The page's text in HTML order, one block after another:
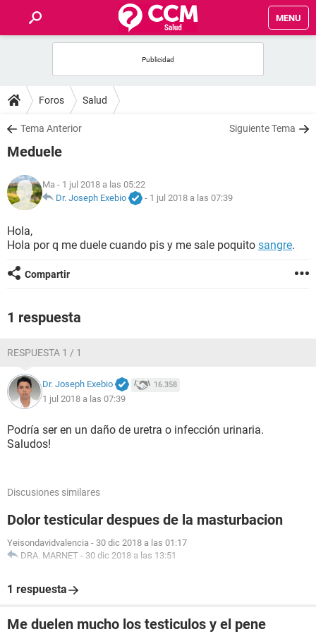
MENU
FOROS
SALUD
NUTRICIÓN
BIENESTAR
SEXUALIDAD
Foros Salud
Tema Anterior Siguiente Tema
Meduele
Ma - 1 jul 2018 a las 05:22
Dr. Joseph Exebio
- 1 jul 2018 a las 07:39
Hola,
Hola por q me duele cuando pis y me sale poquito sangre.
Compartir
1 respuesta
RESPUESTA 1 / 1
Dr. Joseph Exebio 16.358
1 jul 2018 a las 07:39
Podría ser en un daño de uretra o infección urinaria.
Saludos!
Discusiones similares
Dolor testicular despues de la masturbacion
Yeisondavidvalencia - 30 dic 2018 a las 01:17
DRA. MARNET - 30 dic 2018 a las 13:51
1 respuesta
Me duelen mucho los testiculos y el pene